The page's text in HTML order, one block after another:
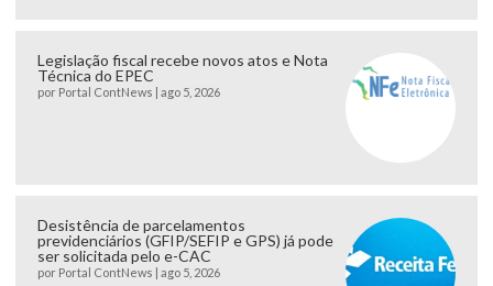
Legislação fiscal recebe novos atos e Nota
Técnica do EPEC
por Portal ContNews ago 5, 2026
Desistência de parcelamentos
previdenciários (GFIP/SEFIP e GPS) já pode
ser solicitada pelo e-CAC
por Portal ContNews ago 5, 2026